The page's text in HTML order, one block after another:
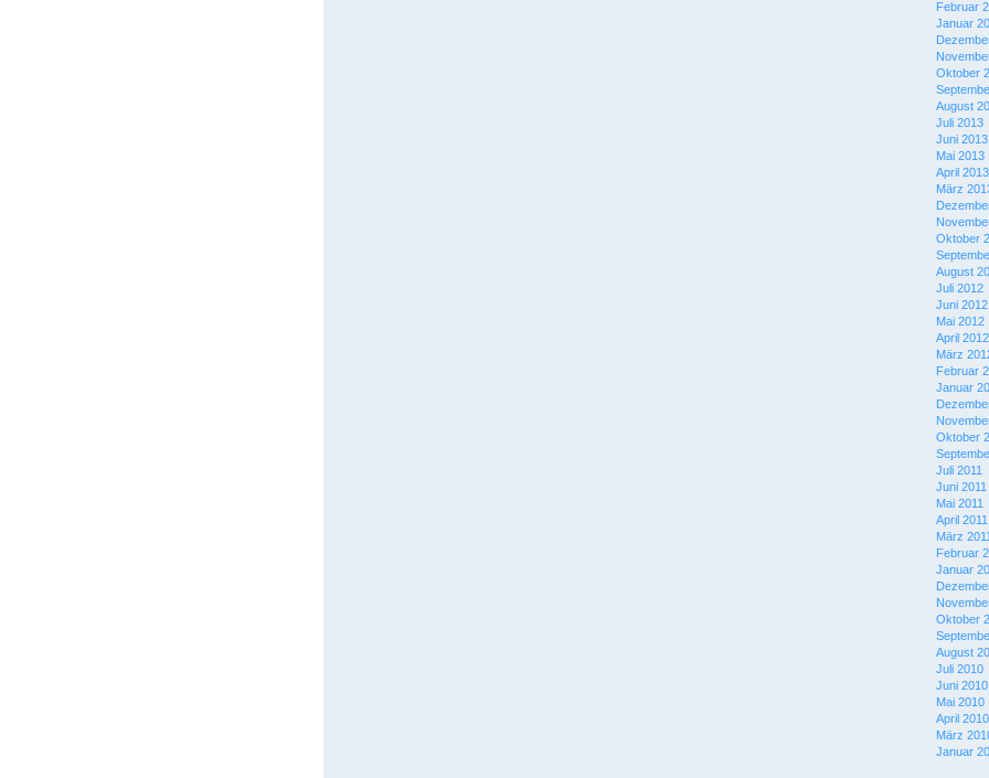
Februar
Januar
Oktober
August
Juli 2013
Juni 2013
Mai 2013
April 2013
März
Oktober
August
Juli 2012
Juni 2012
Mai 2012
April 2012
März
Februar
Januar
Oktober
Juli 2011
Juni 2011
Mai 2011
April 2011
März 2011
Februar
Januar
Oktober
August
Juli 2010
Juni 2010
Mai 2010
April 2010
März
Januar